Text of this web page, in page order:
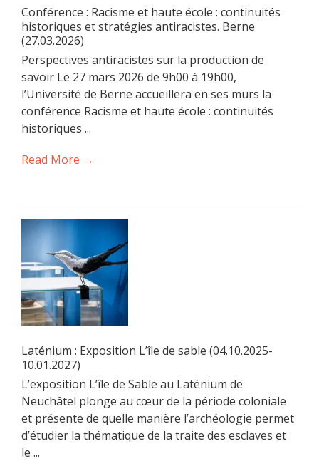
Conférence : Racisme et haute école : continuités
historiques et stratégies antiracistes. Berne
(27.03.2026)
Perspectives antiracistes sur la production de
savoir Le 27 mars 2026 de 9h00 à 19h00,
l’Université de Berne accueillera en ses murs la
conférence Racisme et haute école : continuités
historiques ...
Read More →
Laténium : Exposition L’île de sable (04.10.2025-
10.01.2027)
L’exposition L’île de Sable au Laténium de
Neuchâtel plonge au cœur de la période coloniale
et présente de quelle manière l’archéologie permet
d’étudier la thématique de la traite des esclaves et
le ...